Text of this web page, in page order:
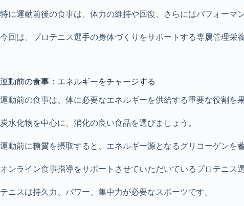
特に運動前後の食事は、体力の維持や回復、さらにはパフォーマ
今回は、プロテニス選手の身体づくりをサポートする専属管理
運動前の食事：エネルギーをチャージする
運動前の食事は、体に必要なエネルギーを供給する重要な役割を
炭水化物を中心に、消化の良い食品を選びましょう。
運動前に糖質を摂取すると、エネルギー源となるグリコーゲンを
オンライン食事指導をサポートさせていただいているプロテニ
テニスは持久力、パワー、集中力が必要なスポーツです。